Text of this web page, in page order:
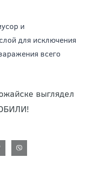
и
для исключения
всего
выглядел